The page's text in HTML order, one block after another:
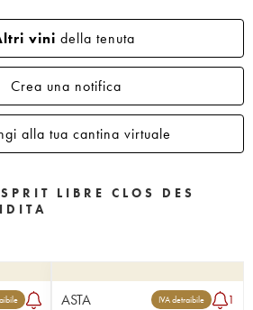
vini della tenuta
Crea una notifica
alla tua cantina virtuale
LIBRE CLOS DES
ASTA IVA detraibile 1